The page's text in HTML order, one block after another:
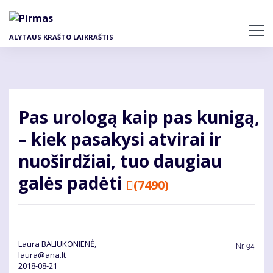
pagrindinį
ALYTAUS KRAŠTO LAIKRAŠTIS
Pas urologą kaip pas kunigą,
– kiek pasakysi atvirai ir
nuoširdžiai, tuo daugiau
galės padėti
(7490)
Laura BALIUKONIENĖ,
laura@ana.lt
2018-08-21
Nr. 94